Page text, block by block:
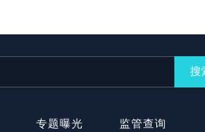
搜
专题曝光 监管查询